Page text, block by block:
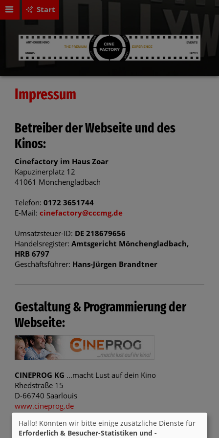
Start
Impressum
Betreiber der Webseite und des
Kinos:
Cinefactory im Haus Zoar
Kapuzinerplatz 12
41061 Mönchengladbach
Telefon: 0172 3651744
E-Mail: cinefactory@cccmg.de
Umsatzsteuer-ID: DE 218679656
Handelsregister: Amtsgericht Mönchengladbach,
HRB 6797
Geschäftsführer: Hans-Jürgen Brandtner
Gestaltung & Programmierung der
Webseite:
CINEPROG KG ...macht Lust auf dein Kino
Rhedstraße 15
D-66740 Saarlouis
www.cineprog.de
Hallo! Könnten wir bitte einige zusätzliche Dienste für
Erforderlich & Besucher-Statistiken und -